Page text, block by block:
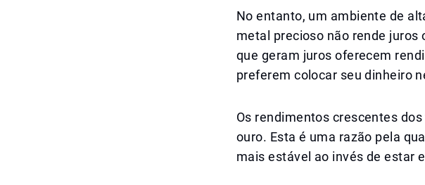
No entanto, um ambiente de
metal precioso não rende
que geram juros oferecem
preferem colocar seu dinheiro
Os rendimentos crescentes
ouro. Esta é uma razão pela
mais estável ao invés de estar